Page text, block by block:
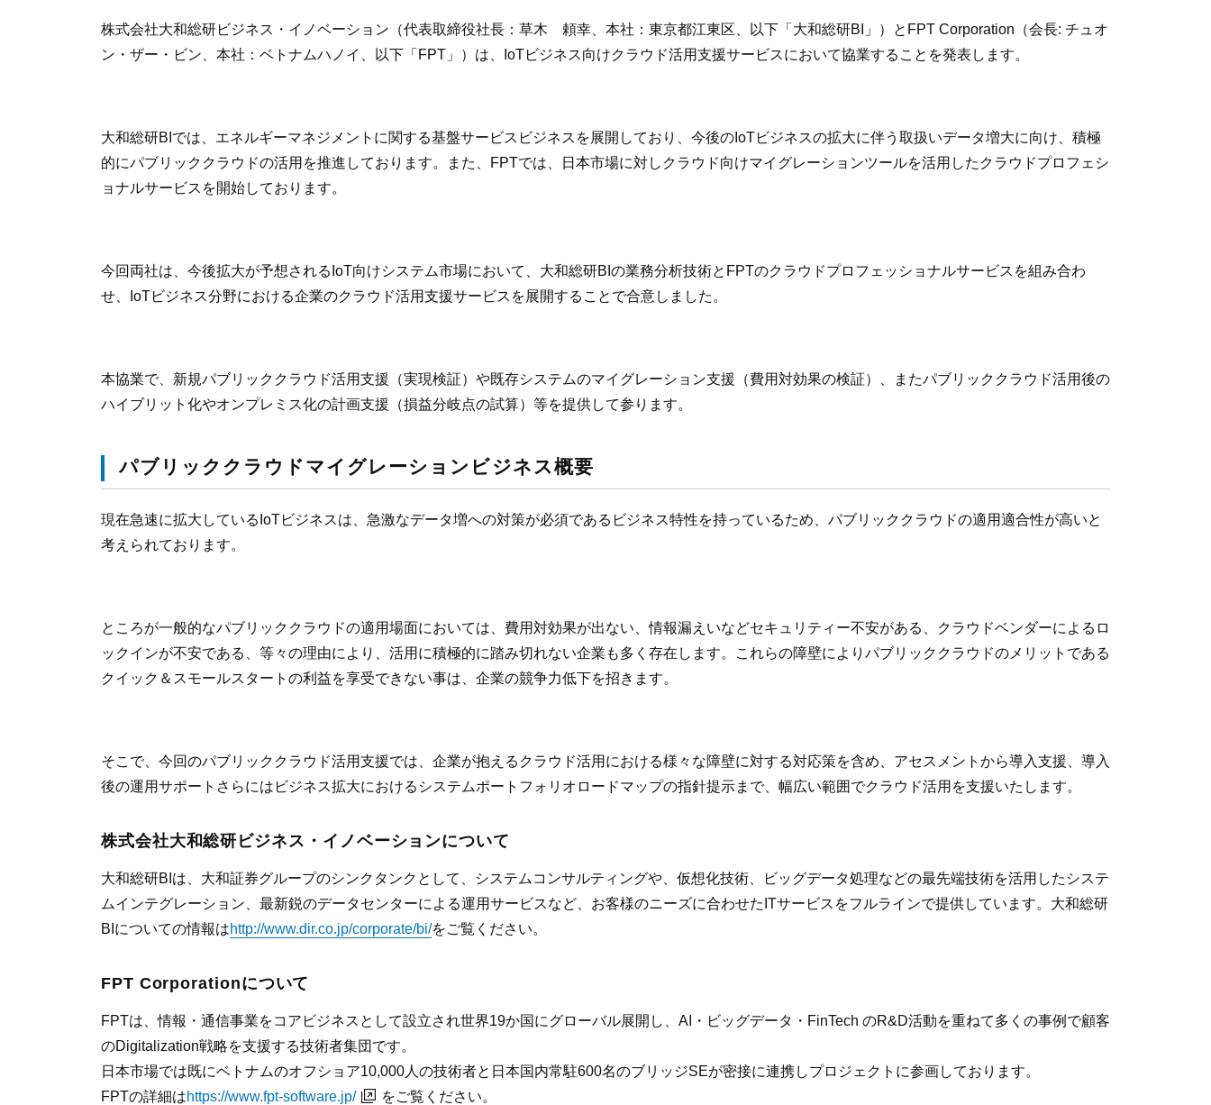
株式会社大和総研ビジネス・イノベーション（代表取締役社長：草木 頼幸、本社：東京都江東区、以下「大和総研BI」）とFPT Corporation（会長: チュオ
ン・ザー・ビン、本社：ベトナムハノイ、以下「FPT」）は、IoTビジネス向けクラウド活用支援サービスにおいて協業することを発表します。
大和総研BIでは、エネルギーマネジメントに関する基盤サービスビジネスを展開しており、今後のIoTビジネスの拡大に伴う取扱いデータ増大に向け、積極
的にパブリッククラウドの活用を推進しております。また、FPTでは、日本市場に対しクラウド向けマイグレーションツールを活用したクラウドプロフェシ
ョナルサービスを開始しております。
今回両社は、今後拡大が予想されるIoT向けシステム市場において、大和総研BIの業務分析技術とFPTのクラウドプロフェッショナルサービスを組み合わ
せ、IoTビジネス分野における企業のクラウド活用支援サービスを展開することで合意しました。
本協業で、新規パブリッククラウド活用支援（実現検証）や既存システムのマイグレーション支援（費用対効果の検証）、またパブリッククラウド活用後の
ハイブリット化やオンプレミス化の計画支援（損益分岐点の試算）等を提供して参ります。
パブリッククラウドマイグレーションビジネス概要
現在急速に拡大しているIoTビジネスは、急激なデータ増への対策が必須であるビジネス特性を持っているため、パブリッククラウドの適用適合性が高いと
考えられております。
ところが一般的なパブリッククラウドの適用場面においては、費用対効果が出ない、情報漏えいなどセキュリティー不安がある、クラウドベンダーによるロ
ックインが不安である、等々の理由により、活用に積極的に踏み切れない企業も多く存在します。これらの障壁によりパブリッククラウドのメリットである
クイック＆スモールスタートの利益を享受できない事は、企業の競争力低下を招きます。
そこで、今回のパブリッククラウド活用支援では、企業が抱えるクラウド活用における様々な障壁に対する対応策を含め、アセスメントから導入支援、導入
後の運用サポートさらにはビジネス拡大におけるシステムポートフォリオロードマップの指針提示まで、幅広い範囲でクラウド活用を支援いたします。
株式会社大和総研ビジネス・イノベーションについて
大和総研BIは、大和証券グループのシンクタンクとして、システムコンサルティングや、仮想化技術、ビッグデータ処理などの最先端技術を活用したシステ
ムインテグレーション、最新鋭のデータセンターによる運用サービスなど、お客様のニーズに合わせたITサービスをフルラインで提供しています。大和総研
BIについての情報はhttp://www.dir.co.jp/corporate/bi/をご覧ください。
FPT Corporationについて
FPTは、情報・通信事業をコアビジネスとして設立され世界19か国にグローバル展開し、AI・ビッグデータ・FinTech のR&D活動を重ねて多くの事例で顧客
のDigitalization戦略を支援する技術者集団です。
日本市場では既にベトナムのオフショア10,000人の技術者と日本国内常駐600名のブリッジSEが密接に連携しプロジェクトに参画しております。
FPTの詳細はhttps://www.fpt-software.jp/ をご覧ください。